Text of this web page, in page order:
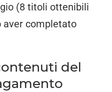
(8 titoli ottenibili
aver completato
del